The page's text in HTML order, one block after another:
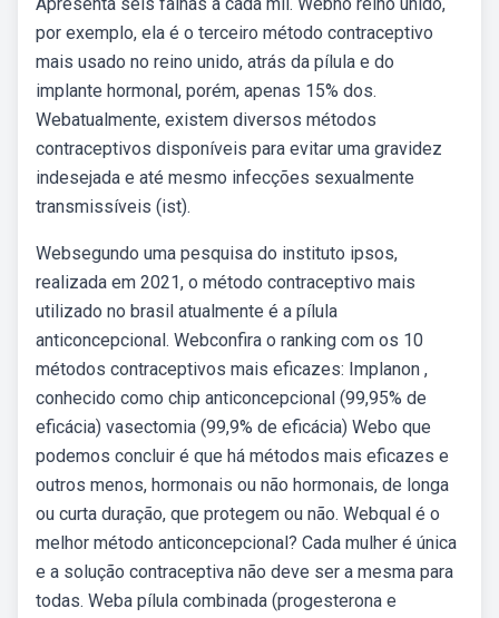
por exemplo, ela é o terceiro método contraceptivo
mais usado no reino unido, atrás da pílula e do
implante hormonal, porém, apenas 15% dos.
Webatualmente, existem diversos métodos
contraceptivos disponíveis para evitar uma gravidez
indesejada e até mesmo infecções sexualmente
transmissíveis (ist).
Websegundo uma pesquisa do instituto ipsos,
realizada em 2021, o método contraceptivo mais
utilizado no brasil atualmente é a pílula
anticoncepcional. Webconfira o ranking com os 10
métodos contraceptivos mais eficazes: Implanon ,
conhecido como chip anticoncepcional (99,95% de
eficácia) vasectomia (99,9% de eficácia) Webo que
podemos concluir é que há métodos mais eficazes e
outros menos, hormonais ou não hormonais, de longa
ou curta duração, que protegem ou não. Webqual é o
melhor método anticoncepcional? Cada mulher é única
e a solução contraceptiva não deve ser a mesma para
todas. Weba pílula combinada (progesterona e